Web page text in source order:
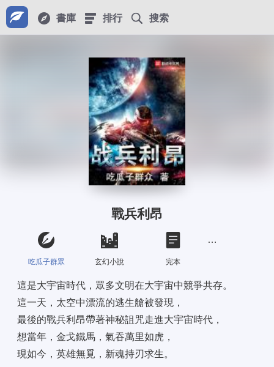
書庫 排行 搜索
戰兵利昂
吃瓜子群眾 玄幻小說 完本
這是大宇宙時代，眾多文明在大宇宙中競爭共存。
這一天，太空中漂流的逃生艙被發現，
最後的戰兵利昂帶著神秘詛咒走進大宇宙時代，
想當年，金戈鐵馬，氣吞萬里如虎，
現如今，英雄無覓，新魂持刃求生。